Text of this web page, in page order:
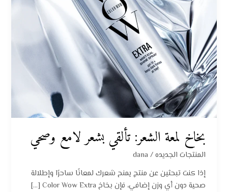
بخاخ لمعة الشعر: تألقي بشعر لامع وصحي
المنتجات الجديده/
dana
إذا كنت تبحثين عن منتج يمنح شعرك لمعانًا ساحرًا وإطلالة
صحية دون أي وزن إضافي، فإن بخاخ Color Wow Extra […]